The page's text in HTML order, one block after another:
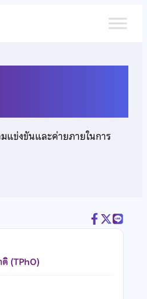
แข่งขันและค่ายภายในการ
(TPhO)